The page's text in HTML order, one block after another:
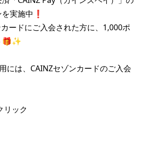
実施中❗
ードに​ご入会された​方に、​1,000ポ
🎁✨
には、​CAINZセゾンカードの​ご入会
リック